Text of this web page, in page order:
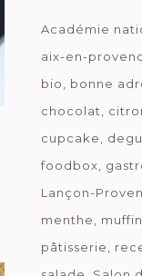
Académie
aix-en-
bio
bonne
chocolat
cupcake
foodbox
Lançon-
menthe
muffin
pâtisserie